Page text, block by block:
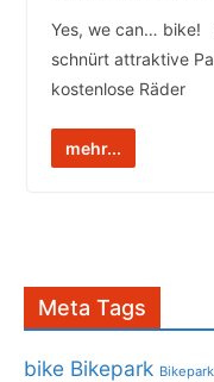
Yes, we can… bike!
schnürt attraktive
kostenlose Räder
mehr...
Meta Tags
bike Bikepark